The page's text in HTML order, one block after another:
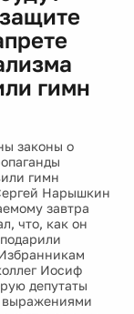
гимн
законы о
гимн
Нарышкин
завтра
что, как он
Иосиф
депутаты
выражениями